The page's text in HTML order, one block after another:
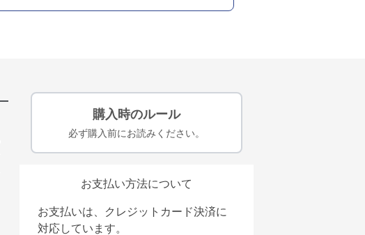
購入時のルール
必ず購入前にお読みください。
お支払い方法について
お支払いは、クレジットカード決済に
対応しています。